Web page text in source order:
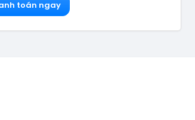
toán ngay